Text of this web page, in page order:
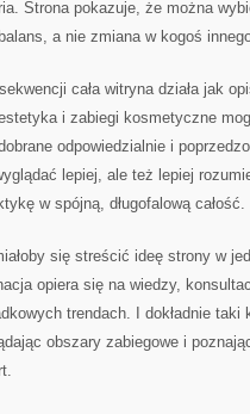
Strona pokazuje, że można
a nie zmiana w kogoś
cała witryna działa jak
i zabiegi kosmetyczne
odpowiedzialnie i
lepiej, ale też lepiej
w spójną, długofalową całość.
się streścić ideę strony w
opiera się na wiedzy,
trendach. I dokładnie
obszary zabiegowe i